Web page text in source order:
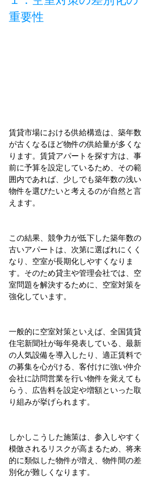
重要性
賃貸市場における供給構造は、築年数
が古くなるほど物件の供給量が多くな
ります。賃貸アパートを探す方は、事
前に予算を設定しているため、その範
囲内であれば、少しでも築年数の浅い
物件を選びたいと考えるのが自然と言
えます。
この結果、競争力が低下した築年数の
古いアパートは、次第に選ばれにくく
なり、空室が長期化しやすくなりま
す。そのため貸主や管理会社では、空
室問題を解決するために、空室対策を
強化しています。
一般的に空室対策といえば、全国賃貸
住宅新聞社が毎年発表している、最新
の人気設備を導入したり、適正賃料で
の募集を心がける、客付けに強い仲介
会社に訪問営業を行い物件を覚えても
らう、広告料を設定や増額といった取
り組みが挙げられます。
しかしこうした施策は、参入しやすく
模倣されるリスクが高まるため、将来
的に類似した物件が増え、物件間の差
別化が難しくなります。